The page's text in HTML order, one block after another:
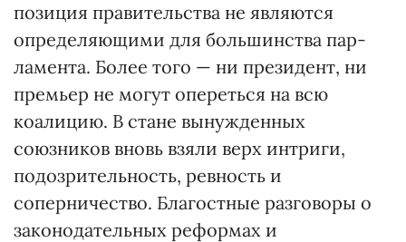
позиция прави­тельства не являются
определяющими для большинства пар­
ламен­та. Более того — ни президент, ни
премьер не могут опереться на всю
коалицию. В стане вынужденных
союзников вновь взяли верх интриги,
подозрительность, ревность и
соперничество. Благостные разговоры о
законодательных реформах и